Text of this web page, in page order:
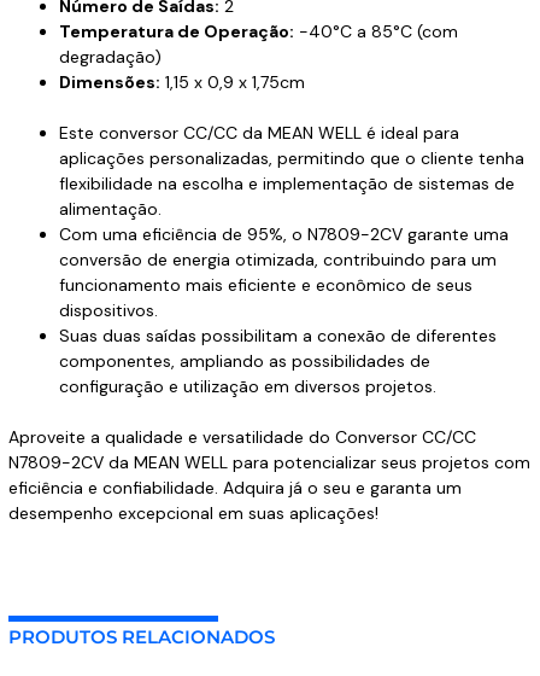
Número de Saídas: 2
Temperatura de Operação: -40°C a 85°C (com
degradação)
Dimensões: 1,15 x 0,9 x 1,75cm
Este conversor CC/CC da MEAN WELL é ideal para
aplicações personalizadas, permitindo que o cliente tenha
flexibilidade na escolha e implementação de sistemas de
alimentação.
Com uma eficiência de 95%, o N7809-2CV garante uma
conversão de energia otimizada, contribuindo para um
funcionamento mais eficiente e econômico de seus
dispositivos.
Suas duas saídas possibilitam a conexão de diferentes
componentes, ampliando as possibilidades de
configuração e utilização em diversos projetos.
Aproveite a qualidade e versatilidade do Conversor CC/CC
N7809-2CV da MEAN WELL para potencializar seus projetos com
eficiência e confiabilidade. Adquira já o seu e garanta um
desempenho excepcional em suas aplicações!
PRODUTOS RELACIONADOS